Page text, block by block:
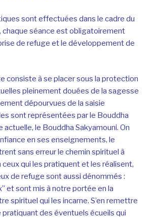
sont effectuées dans le cadre du
chaque séance est obligatoirement
de refuge et le développement de
consiste à se placer sous la protection
pleinement douées de la sagesse
dépourvues de la saisie
sont représentées par le Bouddha
actuelle, le Bouddha Sakyamouni. On
en ses enseignements, le
sans erreur le chemin spirituel à
ceux qui les pratiquent et les réalisent,
de refuge sont aussi dénommés :
et sont mis à notre portée en la
spirituel qui les incarne. S’en remettre
pratiquant des éventuels écueils qui